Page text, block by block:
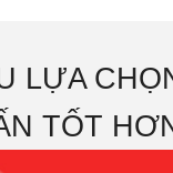
LỰA
TỐT